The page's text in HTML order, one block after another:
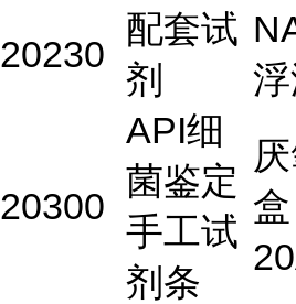
20230
配套试
剂
20300
API细
菌鉴定
手工试
剂条